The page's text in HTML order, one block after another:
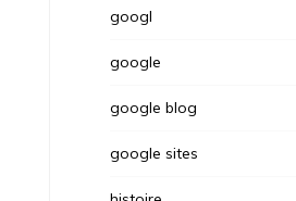
googl
google
google blog
google sites